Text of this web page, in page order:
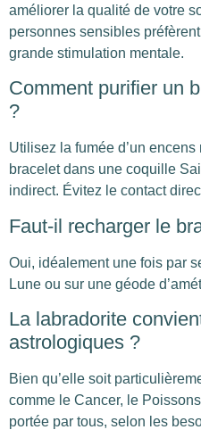
améliorer la qualité de votre
personnes sensibles
grande stimulation mentale.
Comment purifier un
?
Utilisez la fumée d’un
bracelet dans une coquille
indirect. Évitez le contact
Faut-il recharger le
Oui, idéalement une fois par
Lune ou sur une géode
La labradorite
astrologiques ?
Bien qu’elle soit
comme le Cancer, le
portée par tous, selon les